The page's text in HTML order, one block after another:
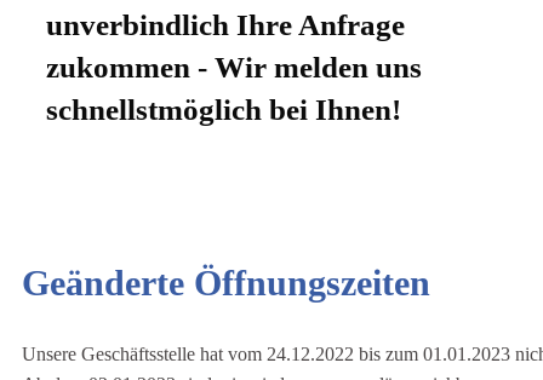
unverbindlich Ihre Anfrage
zukommen - Wir melden uns
schnellstmöglich bei Ihnen!
Geänderte Öffnungszeiten
Unsere Geschäftsstelle hat vom 24.12.2022 bis zum 01.01.2023